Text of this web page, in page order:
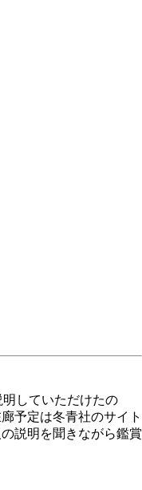
していただけたの
予定は冬青社のサイト
説明を聞きながら鑑賞